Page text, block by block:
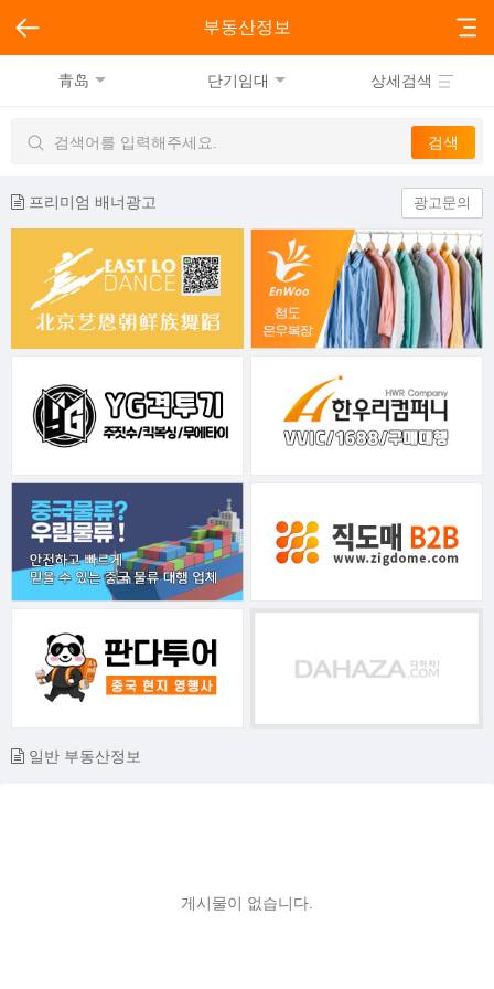
부동산정보
青岛 단기임대 상세검색
프리미엄 배너광고 광고문의
일반 부동산정보
게시물이 없습니다.